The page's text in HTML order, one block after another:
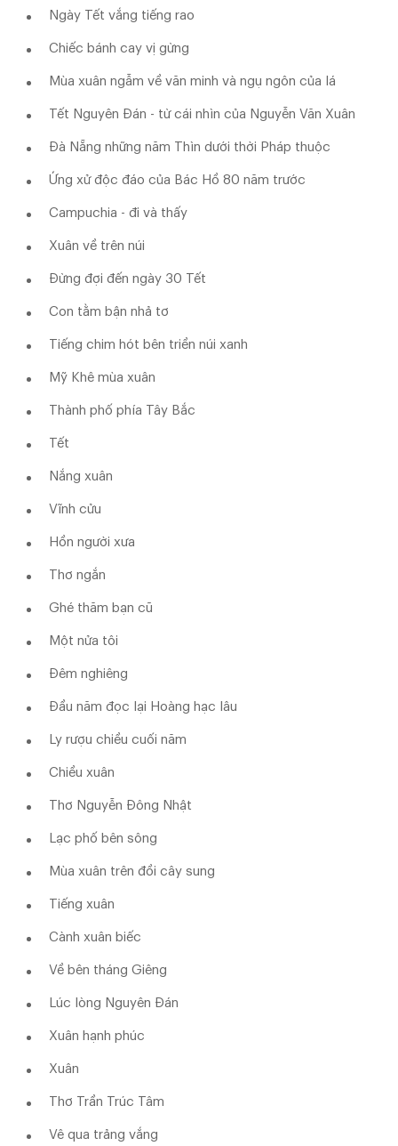
Ngày Tết vắng tiếng rao
Chiếc bánh cay vị gừng
Mùa xuân ngẫm về văn minh và ngụ ngôn của lá
Tết Nguyên Đán - từ cái nhìn của Nguyễn Văn Xuân
Đà Nẵng những năm Thìn dưới thời Pháp thuộc
Ứng xử độc đáo của Bác Hồ 80 năm trước
Campuchia - đi và thấy
Xuân về trên núi
Đừng đợi đến ngày 30 Tết
Con tằm bận nhả tơ
Tiếng chim hót bên triền núi xanh
Mỹ Khê mùa xuân
Thành phố phía Tây Bắc
Tết
Nắng xuân
Vĩnh cửu
Hồn người xưa
Thơ ngắn
Ghé thăm bạn cũ
Một nửa tôi
Đêm nghiêng
Đầu năm đọc lại Hoàng hạc lâu
Ly rượu chiều cuối năm
Chiều xuân
Thơ Nguyễn Đông Nhật
Lạc phố bên sông
Mùa xuân trên đồi cây sung
Tiếng xuân
Cành xuân biếc
Về bên tháng Giêng
Lúc lòng Nguyên Đán
Xuân hạnh phúc
Xuân
Thơ Trần Trúc Tâm
Vê qua trảng vắng